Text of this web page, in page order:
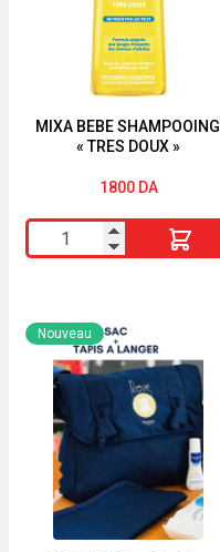
MIXA BEBE SHAMPOOING
« TRES DOUX »
1800 DA
quantité
de
BEBE
SHAMPOOING
"TRES
DOUX"
Nouveau